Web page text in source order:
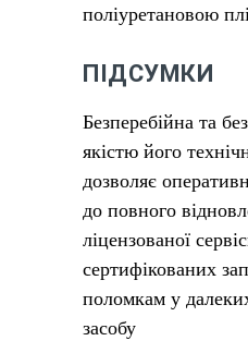
поліуретановою
ПІДСУМКИ
Безперебійна та
якістю його
дозволяє
до повного
ліцензованої
сертифікованих
поломкам у
засобу